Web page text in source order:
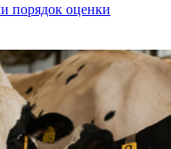
порядок оценки